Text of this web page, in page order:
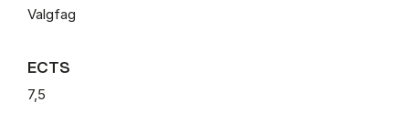
Valgfag
ECTS
7,5